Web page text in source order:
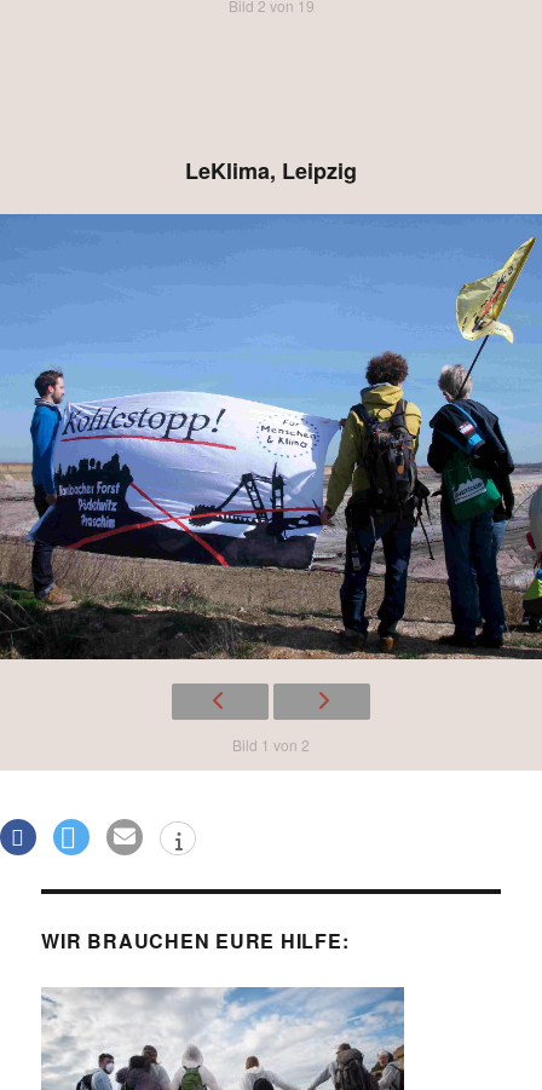
Bild 2 von 19
LeKlima, Leipzig
Bild 1 von 2
WIR BRAUCHEN EURE HILFE: